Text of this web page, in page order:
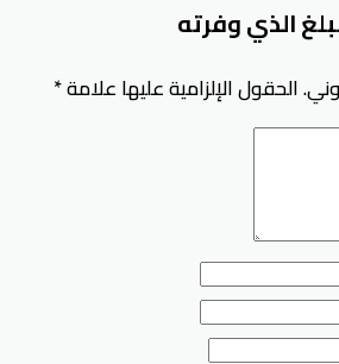
الذي وفرته
الحقول الإلزامية عليها علامة*